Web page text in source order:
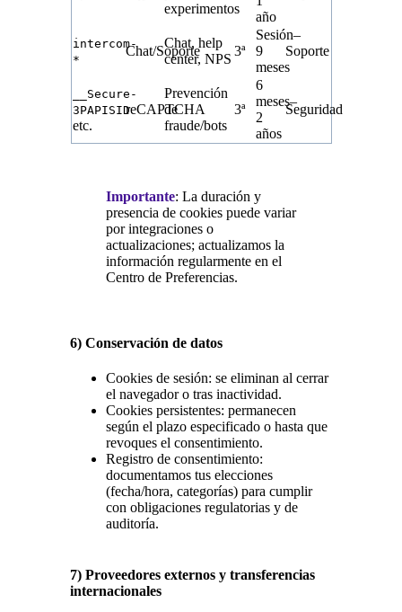
experimentos
año
intercom-
*
Chat/Soporte
Chat, help
center, NPS
3ª
Sesión–
9
meses
Soporte
__Secure-
3PAPISID
etc.
reCAPTCHA
Prevención
de
fraude/bots
3ª
6
meses–
2
años
Seguridad
Importante: La duración y
presencia de cookies puede variar
por integraciones o
actualizaciones; actualizamos la
información regularmente en el
Centro de Preferencias.
6) Conservación de datos
Cookies de sesión: se eliminan al cerrar
el navegador o tras inactividad.
Cookies persistentes: permanecen
según el plazo especificado o hasta que
revoques el consentimiento.
Registro de consentimiento:
documentamos tus elecciones
(fecha/hora, categorías) para cumplir
con obligaciones regulatorias y de
auditoría.
7) Proveedores externos y transferencias
internacionales